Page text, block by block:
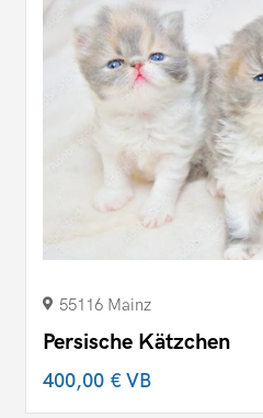
55116 Mainz
Persische Kätzchen
400,00 €VB